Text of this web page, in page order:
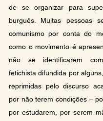
de se organizar para
burguês. Muitas pessoas
comunismo por conta do
como o movimento é
não se identificarem
fetichista difundida por
reprimidas pelo discurso
por não terem condições –
por estudarem, por serem